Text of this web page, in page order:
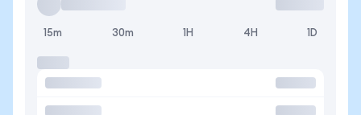
15m 30m 1H 4H 1D